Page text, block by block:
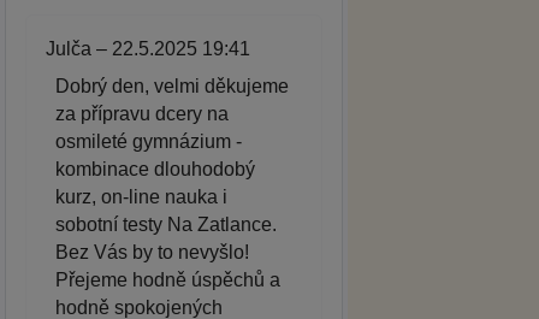
Julča – 22.5.2025 19:41
Dobrý den, velmi děkujeme
za přípravu dcery na
osmileté gymnázium -
kombinace dlouhodobý
kurz, on-line nauka i
sobotní testy Na Zatlance.
Bez Vás by to nevyšlo!
Přejeme hodně úspěchů a
hodně spokojených